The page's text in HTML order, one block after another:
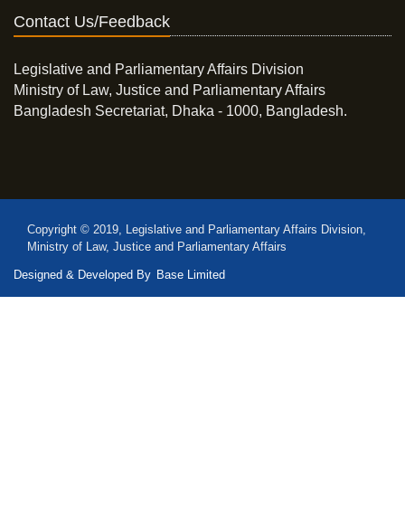
Contact Us/Feedback
Legislative and Parliamentary Affairs Division
Ministry of Law, Justice and Parliamentary Affairs
Bangladesh Secretariat, Dhaka - 1000, Bangladesh.
Copyright © 2019, Legislative and Parliamentary Affairs Division,
Ministry of Law, Justice and Parliamentary Affairs
Designed & Developed By Base Limited